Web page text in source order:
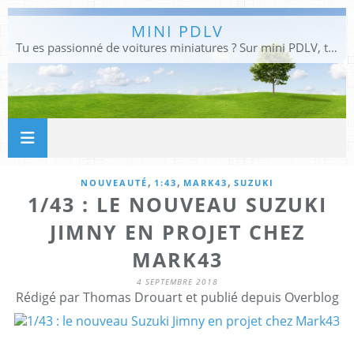
MINI PDLV
Tu es passionné de voitures miniatures ? Sur mini PDLV, tu trouveras les meilleurs bons plans pour acheter des voitures au 1:43, 1:18 ou 1:24. Tu pourras aussi découvrir des modèles de collection sous tous leurs angles. Pour ne rien louper de l'actualité des voitures miniatures, rejoins-nous !
NOUVEAUTÉ , 1:43 , MARK43 , SUZUKI
1/43 : LE NOUVEAU SUZUKI
JIMNY EN PROJET CHEZ
MARK43
4 SEPTEMBRE 2018
Rédigé par Thomas Drouart et publié depuis Overblog